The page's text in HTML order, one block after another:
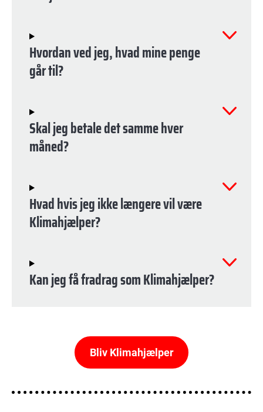
Hvordan ved jeg, hvad mine penge
går til?
Skal jeg betale det samme hver
måned?
Hvad hvis jeg ikke længere vil være
Klimahjælper?
Kan jeg få fradrag som Klimahjælper?
Bliv Klimahjælper